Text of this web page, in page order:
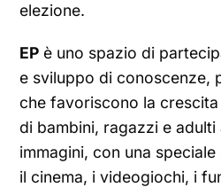
elezione.
EP è uno spazio di
e sviluppo di conoscenze,
che favoriscono la
di bambini, ragazzi e
immagini, con una
il cinema, i videogiochi, i